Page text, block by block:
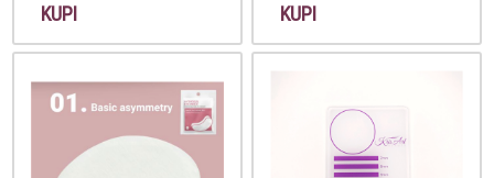
KUPI KUPI